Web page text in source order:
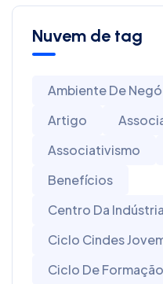
Nuvem de tag
Ambiente De
Artigo
Associativismo
Benefícios
Centro Da
Ciclo Cindes
Ciclo De